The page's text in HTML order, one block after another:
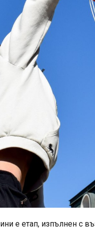
е етап, изпълнен с